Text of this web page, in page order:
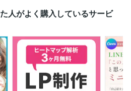
人がよく購入しているサービ